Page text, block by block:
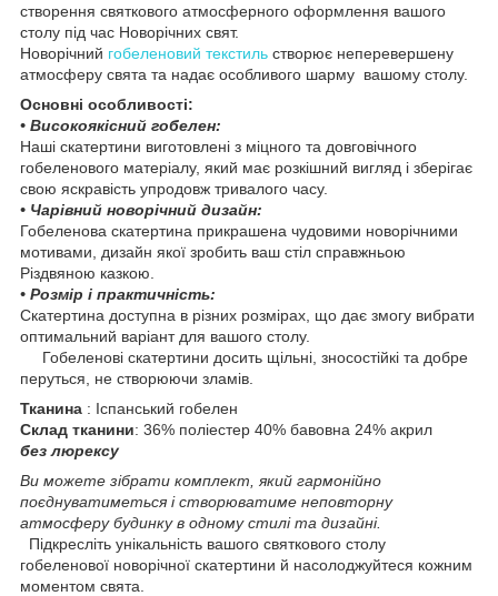
створення святкового атмосферного оформлення вашого
столу під час Новорічних свят.
Новорічний гобеленовий текстиль створює неперевершену
атмосферу свята та надає особливого шарму вашому столу.
Основні особливості:
• Високоякісний гобелен:
Наші скатертини виготовлені з міцного та довговічного
гобеленового матеріалу, який має розкішний вигляд і зберігає
свою яскравість упродовж тривалого часу.
• Чарівний новорічний дизайн:
Гобеленова скатертина прикрашена чудовими новорічними
мотивами, дизайн якої зробить ваш стіл справжньою
Різдвяною казкою.
• Розмір і практичність:
Скатертина доступна в різних розмірах, що дає змогу вибрати
оптимальний варіант для вашого столу.
Гобеленові скатертини досить щільні, зносостійкі та добре
перуться, не створюючи зламів.
Тканина : Іспанський гобелен
Склад тканини: 36% поліестер 40% бавовна 24% акрил
без люрекcу
Ви можете зібрати комплект, який гармонійно
поєднуватиметься і створюватиме неповторну
атмосферу будинку в одному стилі та дизайні.
Підкресліть унікальність вашого святкового столу
гобеленової новорічної скатертини й насолоджуйтеся кожним
моментом свята.